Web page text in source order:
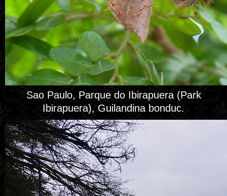
Sao Paulo, Parque do Ibirapuera (Park
Ibirapuera), Guilandina bonduc.